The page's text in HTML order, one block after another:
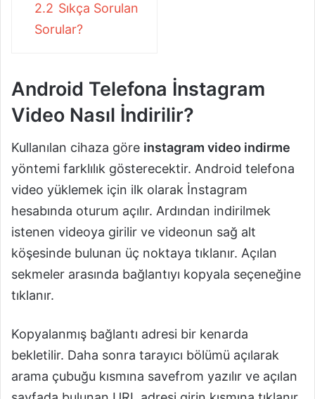
2.2 Sıkça Sorulan
Sorular?
Android Telefona İnstagram
Video Nasıl İndirilir?
Kullanılan cihaza göre instagram video indirme
yöntemi farklılık gösterecektir. Android telefona
video yüklemek için ilk olarak İnstagram
hesabında oturum açılır. Ardından indirilmek
istenen videoya girilir ve videonun sağ alt
köşesinde bulunan üç noktaya tıklanır. Açılan
sekmeler arasında bağlantıyı kopyala seçeneğine
tıklanır.
Kopyalanmış bağlantı adresi bir kenarda
bekletilir. Daha sonra tarayıcı bölümü açılarak
arama çubuğu kısmına savefrom yazılır ve açılan